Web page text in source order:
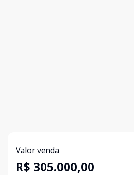
Valor venda
R$ 305.000,00